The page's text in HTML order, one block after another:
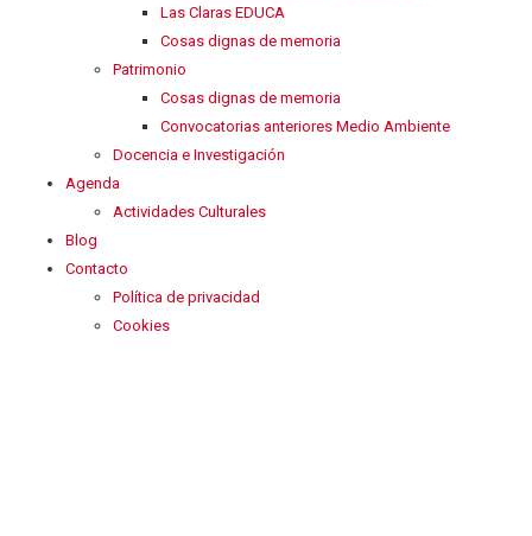
Las Claras EDUCA
Cosas dignas de memoria
Patrimonio
Cosas dignas de memoria
Convocatorias anteriores Medio Ambiente
Docencia e Investigación
Agenda
Actividades Culturales
Blog
Contacto
Política de privacidad
Cookies